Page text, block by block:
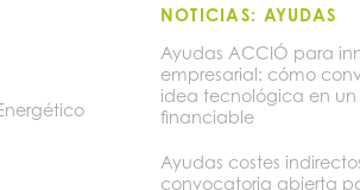
NOTICIAS: AYUDAS
Ayudas ACCIÓ para
empresarial: cómo
idea tecnológica en
financiable
Ayudas costes
convocatoria abierta